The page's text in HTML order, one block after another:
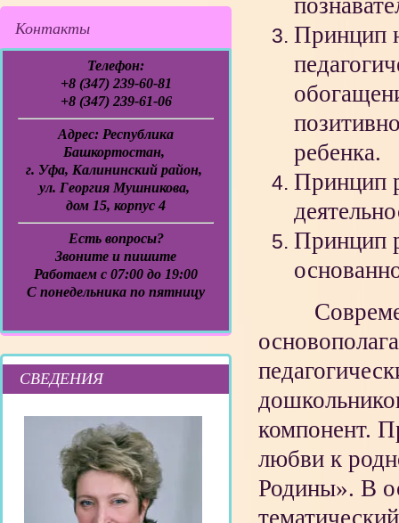
Принцип
ребенка.
Принцип
Принцип
компонент.
любви к
Родины». В
Контакты
Телефон:
+8 (347) 239-60-81
+8 (347) 239-61-06
Адрес: Республика
Башкортостан,
г. Уфа, Калининский район,
ул. Георгия Мушникова,
дом 15, корпус 4
Есть вопросы?
Звоните и пишите
Работаем с 07:00 до 19:00
C понедельника по пятницу
СВЕДЕНИЯ